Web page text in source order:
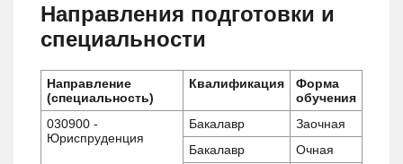
Направления подготовки и
специальности
Направление
(специальность)
Квалификация
Форма
обучения
030900 -
Юриспруденция
Бакалавр
Заочная
Бакалавр
Очная